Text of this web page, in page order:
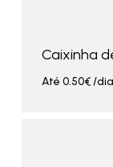
Caixinha
Até 0.50€/dia